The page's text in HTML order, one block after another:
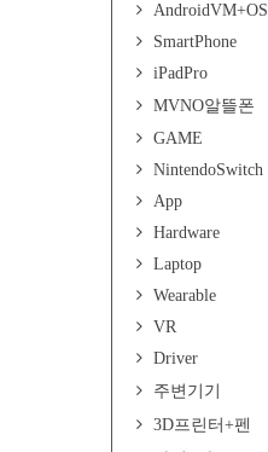
AndroidVM+OS
SmartPhone
iPadPro
MVNO알뜰폰
GAME
NintendoSwitch
App
Hardware
Laptop
Wearable
VR
Driver
주변기기
3D프린터+펜